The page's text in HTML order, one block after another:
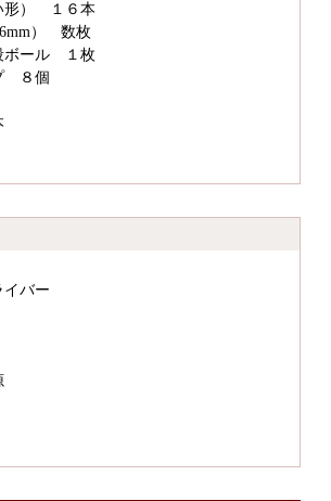
形） １６本
） 数枚
ボール １枚
８個
イバー